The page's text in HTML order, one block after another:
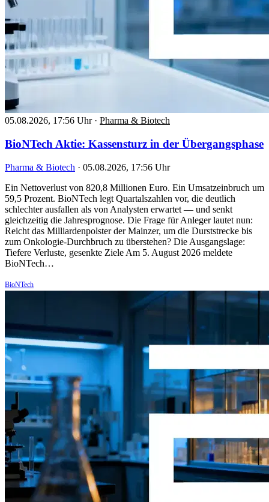
05.08.2026, 17:56 Uhr · Pharma & Biotech
BioNTech Aktie: Kassensturz in der Übergangsphase
Pharma & Biotech · 05.08.2026, 17:56 Uhr
Ein Nettoverlust von 820,8 Millionen Euro. Ein Umsatzeinbruch um
59,5 Prozent. BioNTech legt Quartalszahlen vor, die deutlich
schlechter ausfallen als von Analysten erwartet — und senkt
gleichzeitig die Jahresprognose. Die Frage für Anleger lautet nun:
Reicht das Milliardenpolster der Mainzer, um die Durststrecke bis
zum Onkologie-Durchbruch zu überstehen? Die Ausgangslage:
Tiefere Verluste, gesenkte Ziele Am 5. August 2026 meldete
BioNTech…
BioNTech